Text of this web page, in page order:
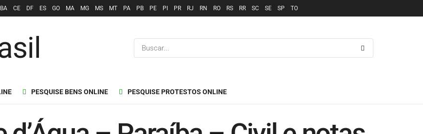
BA CE DF ES GO MA MG MS MT PA PB PE PI PR RJ RN RO RS RR SC SE SP TO
PESQUISE BENS ONLINE PESQUISE PROTESTOS ONLINE